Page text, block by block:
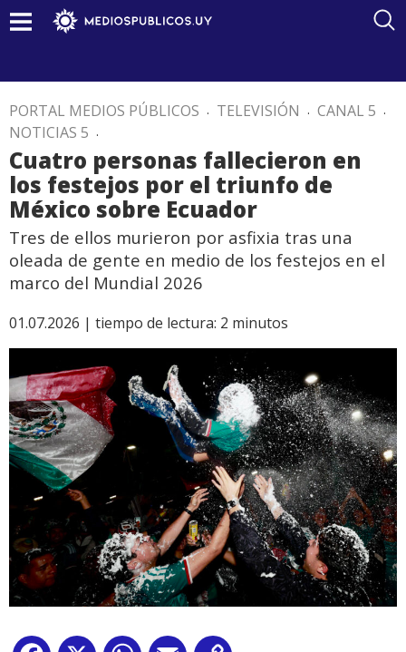
PORTAL MEDIOS PÚBLICOS . TELEVISIÓN . CANAL 5 .
NOTICIAS 5 .
Cuatro personas fallecieron en
los festejos por el triunfo de
México sobre Ecuador
Tres de ellos murieron por asfixia tras una
oleada de gente en medio de los festejos en el
marco del Mundial 2026
01.07.2026 | tiempo de lectura: 2 minutos